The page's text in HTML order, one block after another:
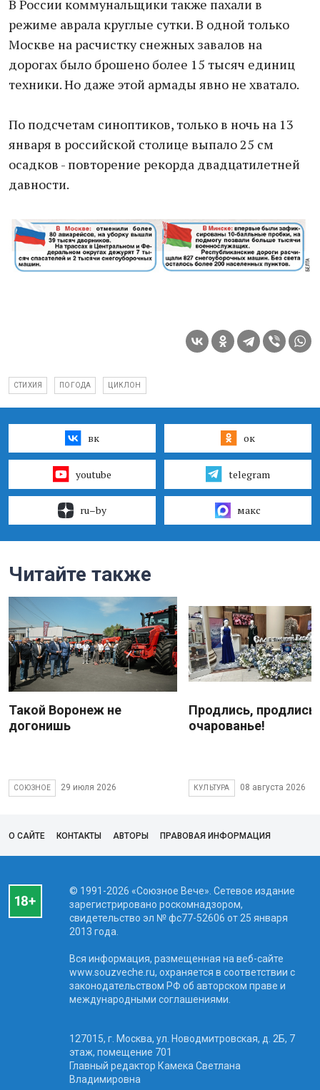
В России коммунальщики также пахали в
режиме аврала круглые сутки. В одной только
Москве на расчистку снежных завалов на
дорогах было брошено более 15 тысяч единиц
техники. Но даже этой армады явно не хватало.
По подсчетам синоптиков, только в ночь на 13
января в российской столице выпало 25 см
осадков - повторение рекорда двадцатилетней
давности.
СТИХИЯ ПОГОДА ЦИКЛОН
вк ок
youtube telegram
ru–by макс
Читайте также
Такой Воронеж не
догонишь
СОЮЗНОЕ 29 июля 2026
Продлись, продлись
очарованье!
КУЛЬТУРА 08 августа 2026
О САЙТЕ КОНТАКТЫ АВТОРЫ ПРАВОВАЯ ИНФОРМАЦИЯ
© 1991-2026 «Союзное Вече». Сетевое издание
зарегистрировано роскомнадзором,
свидетельство эл № фc77-52606 от 25 января
2013 года.
Вся информация, размещенная на веб-сайте
www.souzveche.ru, охраняется в соответствии с
законодательством РФ об авторском праве и
международными соглашениями.
127015, г. Москва, ул. Новодмитровская, д. 2Б, 7
этаж, помещение 701
Главный редактор Камека Светлана
Владимировна